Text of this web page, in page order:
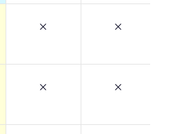
× ×
× ×